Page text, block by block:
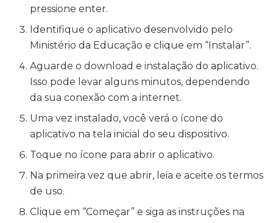
pressione enter.
Identifique o aplicativo desenvolvido pelo
Ministério da Educação e clique em “Instalar”.
Aguarde o download e instalação do aplicativo.
Isso pode levar alguns minutos, dependendo
da sua conexão com a internet.
Uma vez instalado, você verá o ícone do
aplicativo na tela inicial do seu dispositivo.
Toque no ícone para abrir o aplicativo.
Na primeira vez que abrir, leia e aceite os termos
de uso.
Clique em “Começar” e siga as instruções na